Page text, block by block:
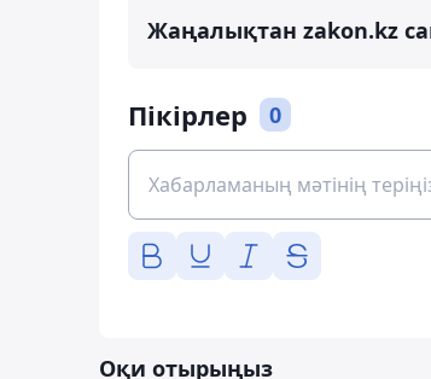
Жаңалықтан zakon.kz
Пікірлер 0
Оқи отырыңыз